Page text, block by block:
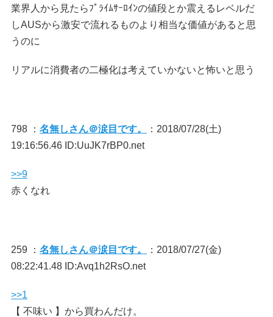
業界人から見たらﾌﾟﾗｲﾑｻｰﾛｲﾝの値段とか震えるレベルだ
しAUSから激安で流れるものより相当な価値があると思
うのに
リアルに消費者の二極化は考えていかないと怖いと思う
798 ： 名無しさん＠涙目です。
：2018/07/28(土)
19:16:56.46 ID:UuJK7rBP0.net
>>9
赤くなれ
259 ： 名無しさん＠涙目です。
：2018/07/27(金)
08:22:41.48 ID:Avq1h2RsO.net
>>1
【 不味い 】から買わんだけ。